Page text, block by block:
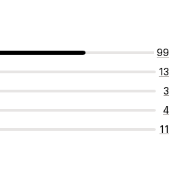
99
13
3
4
11